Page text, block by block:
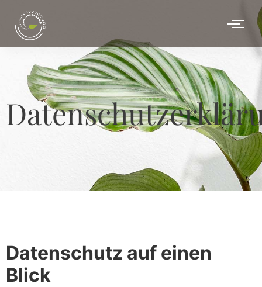
Datenschutz auf einen
Blick